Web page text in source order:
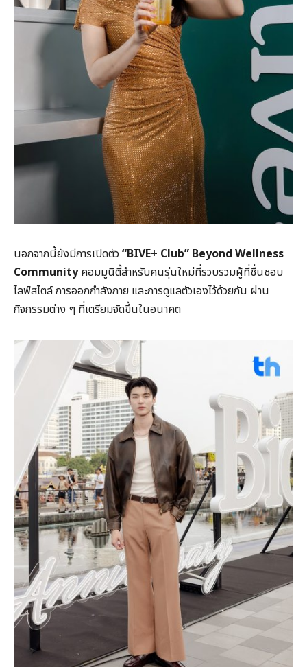
นอกจากนี้ยังมีการเปิดตัว “BIVE+ Club” Beyond Wellness
Communityคอมมูนิตี้สำหรับคนรุ่นใหม่ที่รวบรวมผู้ที่ชื่นชอบ
ไลฟ์สไตล์ การออกกำลังกาย และการดูแลตัวเองไว้ด้วยกัน ผ่าน
กิจกรรมต่าง ๆ ที่เตรียมจัดขึ้นในอนาคต